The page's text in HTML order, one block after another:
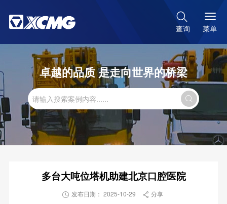

查询 菜单
卓越的品质 是走向世界的桥梁

多台大吨位塔机助建北京口腔医院
 发布日期： 2025-10-29  分享